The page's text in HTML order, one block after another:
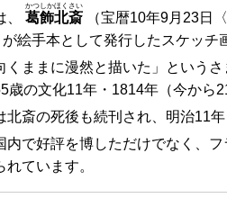
、 葛飾北斎
かつしかほくさい
（宝暦10年9月23日
絵手本として発行したスケッチ
くままに漫然と描いた」という
歳の文化11年・1814年 （今から
北斎の死後も続刊され、明治11
内で好評を博しただけでなく、
ています。